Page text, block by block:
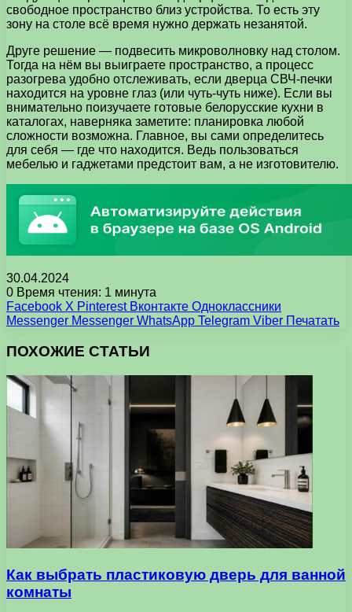
свободное пространство близ устройства. То есть эту
зону на столе всё время нужно держать незанятой.
Друге решение — подвесить микроволновку над столом.
Тогда на нём вы выиграете пространство, а процесс
разогрева удобно отслеживать, если дверца СВЧ-печки
находится на уровне глаз (или чуть-чуть ниже). Если вы
внимательно поизучаете готовые белорусские кухни в
каталогах, наверняка заметите: планировка любой
сложности возможна. Главное, вы сами определитесь
для себя — где что находится. Ведь пользоваться
мебелью и гаджетами предстоит вам, а не изготовителю.
30.04.2024
0 Время чтения: 1 минута
Facebook X Pinterest Вконтакте Одноклассники
Messenger Messenger WhatsApp Telegram Viber Печатать
ПОХОЖИЕ СТАТЬИ
Как выбрать пластиковую дверь для ванной
комнаты